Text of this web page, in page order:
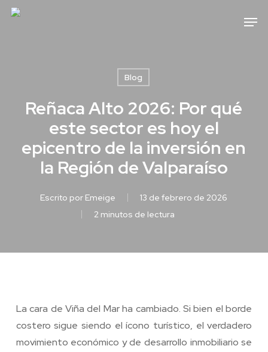
Skip
Blog
Reñaca Alto 2026: Por qué
este sector es hoy el
epicentro de la inversión en
la Región de Valparaíso
Escrito por Emeige
13 de febrero de 2026
2 minutos de lectura
La cara de Viña del Mar ha cambiado. Si bien el borde
costero sigue siendo el ícono turístico, el verdadero
movimiento económico y de desarrollo inmobiliario se